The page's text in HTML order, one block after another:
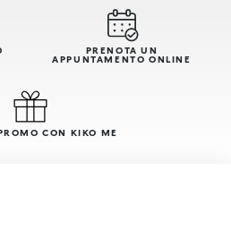
PRENOTA UN
APPUNTAMENTO ONLINE
CON KIKO ME